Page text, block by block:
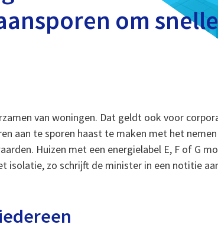
om
van woningen. Dat geldt ook voor
aan te sporen haast te maken met het nemen
Huizen met een energielabel E, F of G
isolatie, zo schrijft de minister in een notitie